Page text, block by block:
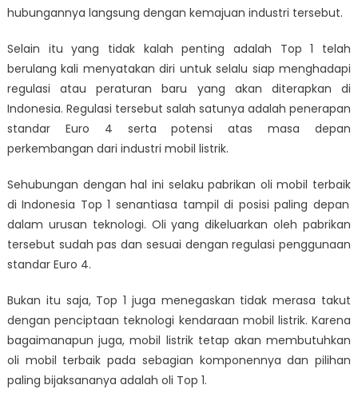
hubungannya langsung dengan kemajuan industri tersebut.
Selain itu yang tidak kalah penting adalah Top 1 telah
berulang kali menyatakan diri untuk selalu siap menghadapi
regulasi atau peraturan baru yang akan diterapkan di
Indonesia. Regulasi tersebut salah satunya adalah penerapan
standar Euro 4 serta potensi atas masa depan
perkembangan dari industri mobil listrik.
Sehubungan dengan hal ini selaku pabrikan oli mobil terbaik
di Indonesia Top 1 senantiasa tampil di posisi paling depan
dalam urusan teknologi. Oli yang dikeluarkan oleh pabrikan
tersebut sudah pas dan sesuai dengan regulasi penggunaan
standar Euro 4.
Bukan itu saja, Top 1 juga menegaskan tidak merasa takut
dengan penciptaan teknologi kendaraan mobil listrik. Karena
bagaimanapun juga, mobil listrik tetap akan membutuhkan
oli mobil terbaik pada sebagian komponennya dan pilihan
paling bijaksananya adalah oli Top 1.